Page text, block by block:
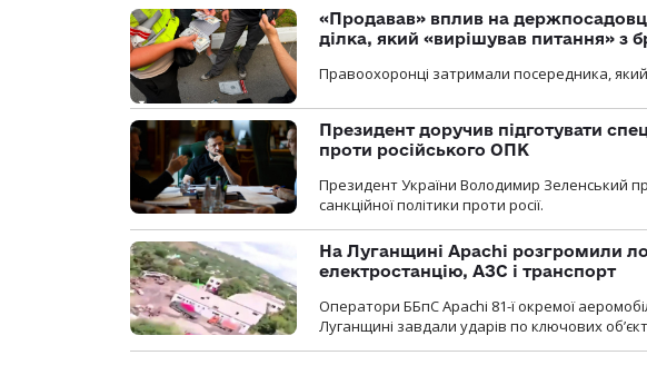
«Продавав» вплив на
ділка, який «вирішував питання» з
Правоохоронці затримали посередника,
Президент доручив підготувати
проти російського ОПК
Президент України Володимир Зеленський
санкційної політики проти росії.
На Луганщині Apachi розгромили
електростанцію, АЗС і транспорт
Оператори ББпС Apachi 81-ї окремої
Луганщині завдали ударів по ключових